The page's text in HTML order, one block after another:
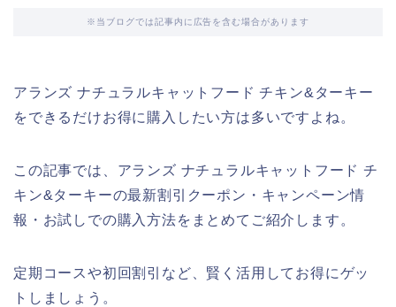
※当ブログでは記事内に広告を含む場合があります
アランズ ナチュラルキャットフード チキン&ターキー
をできるだけお得に購入したい方は多いですよね。
この記事では、アランズ ナチュラルキャットフード チ
キン&ターキーの最新割引クーポン・キャンペーン情
報・お試しでの購入方法をまとめてご紹介します。
定期コースや初回割引など、賢く活用してお得にゲッ
トしましょう。